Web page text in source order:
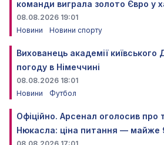
команди виграла золото Євро у
08.08.2026 19:01
Новини
Новини спорту
Вихованець академії
погоду в Німеччині
08.08.2026 18:01
Новини
Футбол
Офіційно. Арсенал оголосив про
Нюкасла: ціна питання — майже